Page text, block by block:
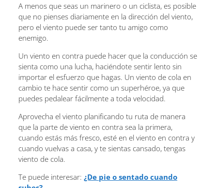
A menos que seas un marinero o un ciclista, es posible
que no pienses diariamente en la dirección del viento,
pero el viento puede ser tanto tu amigo como
enemigo.
Un viento en contra puede hacer que la conducción se
sienta como una lucha, haciéndote sentir lento sin
importar el esfuerzo que hagas. Un viento de cola en
cambio te hace sentir como un superhéroe, ya que
puedes pedalear fácilmente a toda velocidad.
Aprovecha el viento planificando tu ruta de manera
que la parte de viento en contra sea la primera,
cuando estás más fresco, esté en el viento en contra y
cuando vuelvas a casa, y te sientas cansado, tengas
viento de cola.
Te puede interesar: ¿De pie o sentado cuando